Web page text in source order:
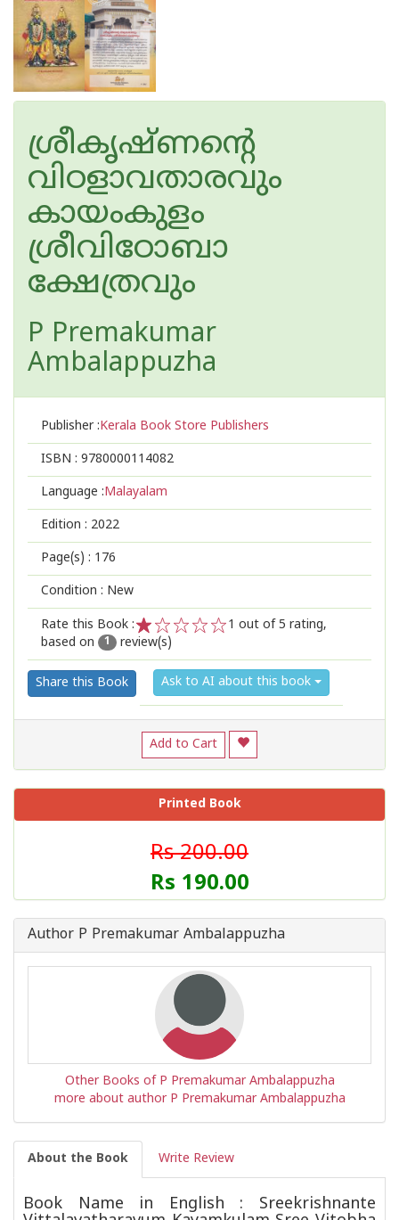
ശ്രീകൃഷ്ണന്റെ
വിഠളാവതാരവും
കായംകുളം
ശ്രീവിഠോബാ
ക്ഷേത്രവും
P Premakumar
Ambalappuzha
Publisher :Kerala Book Store Publishers
ISBN : 9780000114082
Language :Malayalam
Edition : 2022
Page(s) : 176
Condition : New
Rate this Book :
2
1
1 out of 5 rating,
based on
1 review(s)
Share this Book Ask to AI about this book
Add to Cart
Printed Book
Rs 200.00
Rs 190.00
Author P Premakumar Ambalappuzha
Other Books of P Premakumar Ambalappuzha
more about author P Premakumar Ambalappuzha
About the Book Write Review
Book Name in English : Sreekrishnante